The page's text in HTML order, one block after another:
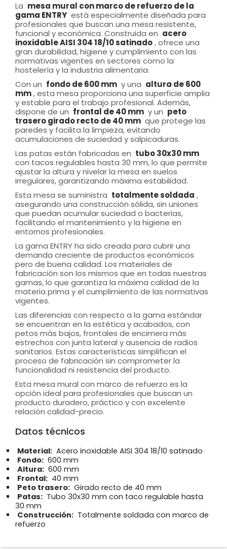
La mesa mural con marco de refuerzo de la
gama ENTRY está especialmente diseñada para
profesionales que buscan una mesa resistente,
funcional y económica. Construida en acero
inoxidable AISI 304 18/10 satinado, ofrece una
gran durabilidad, higiene y cumplimiento con las
normativas vigentes en sectores como la
hostelería y la industria alimentaria.
Con un fondo de 600 mm y una altura de 600
mm, esta mesa proporciona una superficie amplia
y estable para el trabajo profesional. Además,
dispone de un frontal de 40 mm y un peto
trasero girado recto de 40 mm que protege las
paredes y facilita la limpieza, evitando
acumulaciones de suciedad y salpicaduras.
Las patas están fabricadas en tubo 30x30 mm
con tacos regulables hasta 30 mm, lo que permite
ajustar la altura y nivelar la mesa en suelos
irregulares, garantizando máxima estabilidad.
Esta mesa se suministra totalmente soldada ,
asegurando una construcción sólida, sin uniones
que puedan acumular suciedad o bacterias,
facilitando el mantenimiento y la higiene en
entornos profesionales.
La gama ENTRY ha sido creada para cubrir una
demanda creciente de productos económicos
pero de buena calidad. Los materiales de
fabricación son los mismos que en todas nuestras
gamas, lo que garantiza la máxima calidad de la
materia prima y el cumplimiento de las normativas
vigentes.
Las diferencias con respecto a la gama estándar
se encuentran en la estética y acabados, con
petos más bajos, frontales de encimera más
estrechos con junta lateral y ausencia de radios
sanitarios. Estas características simplifican el
proceso de fabricación sin comprometer la
funcionalidad ni resistencia del producto.
Esta mesa mural con marco de refuerzo es la
opción ideal para profesionales que buscan un
producto duradero, práctico y con excelente
relación calidad-precio.
Datos técnicos
Material: Acero inoxidable AISI 304 18/10 satinado
Fondo: 600 mm
Altura: 600 mm
Frontal: 40 mm
Peto trasero: Girado recto de 40 mm
Patas: Tubo 30x30 mm con taco regulable hasta
30 mm
Construcción: Totalmente soldada con marco de
refuerzo